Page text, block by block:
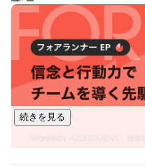
急成長の段階ですので、売
サービスは続々開発など
あります。
AI、旅行、グローバル化に
性化して、日本をもっと元
方、ぜひご応募ください。
続きを見る